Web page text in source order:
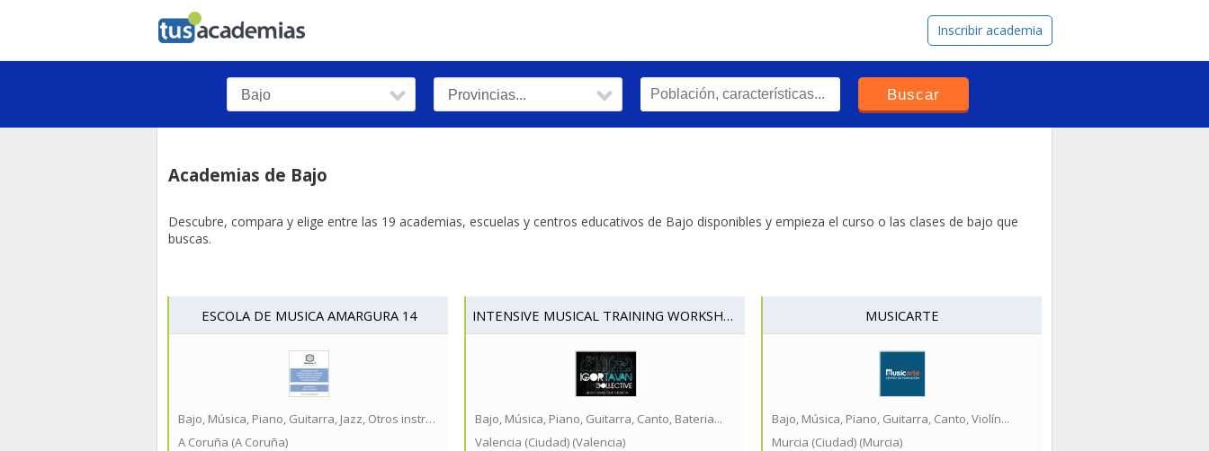
tusacademias Inscribir academia
Academias de Bajo
Descubre, compara y elige entre las 19 academias, escuelas y centros educativos de Bajo disponibles y empieza el curso o las clases de bajo que
buscas.
ESCOLA DE MUSICA AMARGURA 14
Bajo, Música, Piano, Guitarra, Jazz, Otros instrumentos...
A Coruña (A Coruña)
INTENSIVE MUSICAL TRAINING WORKSHOP
Bajo, Música, Piano, Guitarra, Canto, Bateria...
Valencia (Ciudad) (Valencia)
MUSICARTE
Bajo, Música, Piano, Guitarra, Canto, Violín...
Murcia (Ciudad) (Murcia)